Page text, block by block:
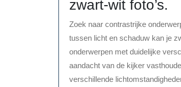
zwart-wit foto’s.
Zoek naar contrastrijke
tussen licht en schaduw kan je
onderwerpen met duidelijke
aandacht van de kijker
verschillende